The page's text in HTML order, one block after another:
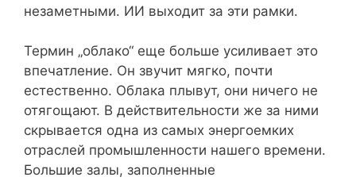
незаметными. ИИ выходит за эти рамки.
Термин „облако“ еще больше усиливает это
впечатление. Он звучит мягко, почти
естественно. Облака плывут, они ничего не
отягощают. В действительности же за ними
скрывается одна из самых энергоемких
отраслей промышленности нашего времени.
Большие залы, заполненные